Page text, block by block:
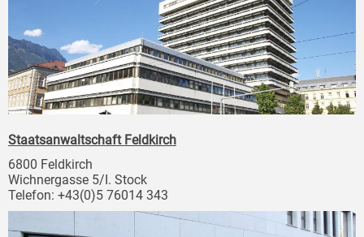
Staatsanwaltschaft Feldkirch
6800 Feldkirch
Wichnergasse 5/I. Stock
Telefon: +43(0)5 76014 343